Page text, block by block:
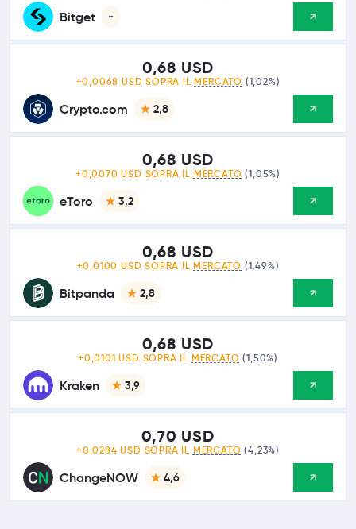
Bitget -
Crypto.com 2,8
0,68 USD
+0,0068 USD SOPRA IL MERCATO (1,02%)
eToro 3,2
0,68 USD
+0,0070 USD SOPRA IL MERCATO (1,05%)
Bitpanda 2,8
0,68 USD
+0,0100 USD SOPRA IL MERCATO (1,49%)
Kraken 3,9
0,68 USD
+0,0101 USD SOPRA IL MERCATO (1,50%)
ChangeNOW 4,6
0,70 USD
+0,0284 USD SOPRA IL MERCATO (4,23%)